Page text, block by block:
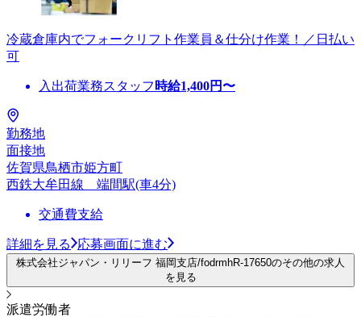
冷蔵倉庫内でフォークリフト作業員＆仕分け作業！／日払い
可
入出荷業務スタッフ 時給1,400円〜
勤務地
面接地
佐賀県鳥栖市姫方町
西鉄大牟田線 端間駅(車4分)
交通費支給
詳細を見る 応募画面に進む
株式会社ジャパン・リリーフ 福岡支店/fodrmhR-17650のその他の求人
を見る
派遣労働者